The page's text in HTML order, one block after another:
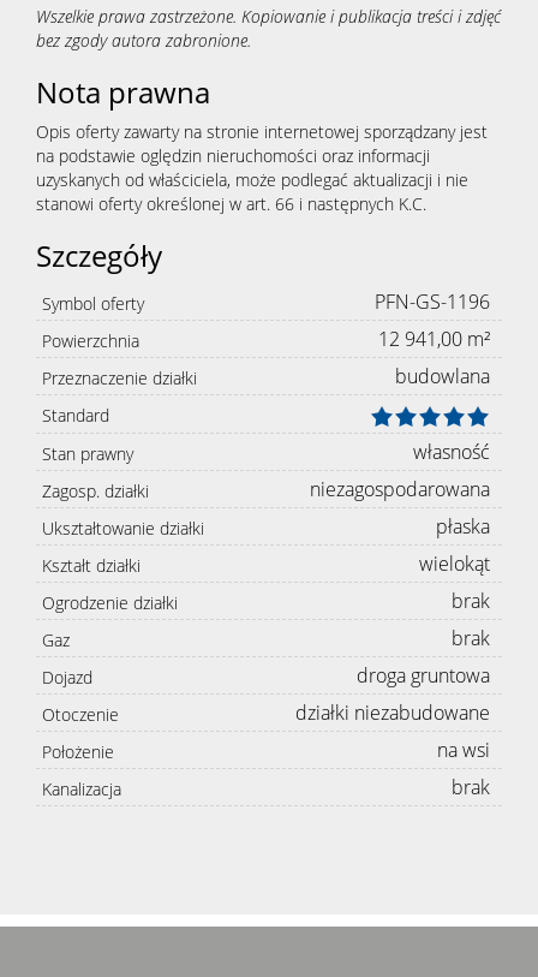
Wszelkie prawa zastrzeżone. Kopiowanie i publikacja treści i zdjęć
bez zgody autora zabronione.
Nota prawna
Opis oferty zawarty na stronie internetowej sporządzany jest
na podstawie oględzin nieruchomości oraz informacji
uzyskanych od właściciela, może podlegać aktualizacji i nie
stanowi oferty określonej w art. 66 i następnych K.C.
Szczegóły
Symbol oferty PFN-GS-1196
Powierzchnia 12 941,00 m²
Przeznaczenie działki budowlana
Standard
Stan prawny
własność
Zagosp. działki niezagospodarowana
Ukształtowanie działki płaska
Kształt działki wielokąt
Ogrodzenie działki brak
Gaz brak
Dojazd droga gruntowa
Otoczenie działki niezabudowane
Położenie na wsi
Kanalizacja brak